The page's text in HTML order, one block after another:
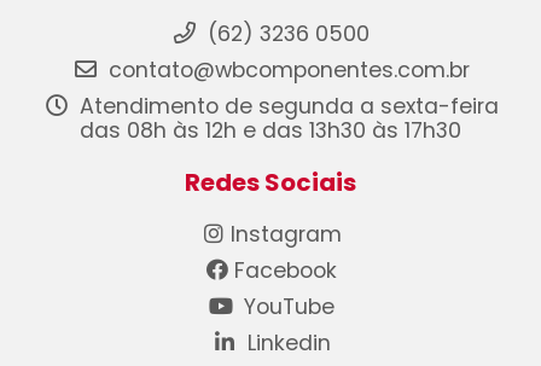
(62) 3236 0500
contato@wbcomponentes.com.br
Atendimento de segunda a sexta-feira
das 08h às 12h e das 13h30 às 17h30
Redes Sociais
Instagram
Facebook
YouTube
Linkedin